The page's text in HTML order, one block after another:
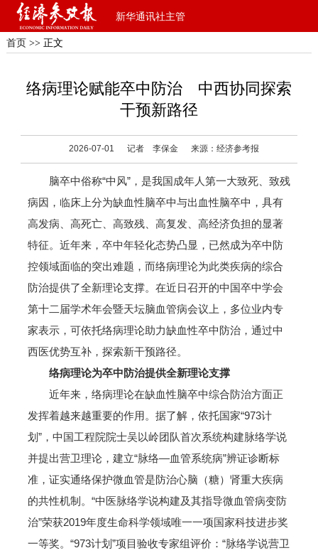
新华通讯社主管
首页 >> 正文
络病理论赋能卒中防治 中西协同探索
干预新路径
2026-07-01 记者 李保金 来源：经济参考报
脑卒中俗称“中风”，是我国成年人第一大致死、致残
病因，临床上分为缺血性脑卒中与出血性脑卒中，具有
高发病、高死亡、高致残、高复发、高经济负担的显著
特征。近年来，卒中年轻化态势凸显，已然成为卒中防
控领域面临的突出难题，而络病理论为此类疾病的综合
防治提供了全新理论支撑。在近日召开的中国卒中学会
第十二届学术年会暨天坛脑血管病会议上，多位业内专
家表示，可依托络病理论助力缺血性卒中防治，通过中
西医优势互补，探索新干预路径。
络病理论为卒中防治提供全新理论支撑
近年来，络病理论在缺血性脑卒中综合防治方面正
发挥着越来越重要的作用。据了解，依托国家“973计
划”，中国工程院院士吴以岭团队首次系统构建脉络学说
并提出营卫理论，建立“脉络—血管系统病”辨证诊断标
准，证实通络保护微血管是防治心脑（糖）肾重大疾病
的共性机制。“中医脉络学说构建及其指导微血管病变防
治”荣获2019年度生命科学领域唯一一项国家科技进步奖
一等奖。“973计划”项目验收专家组评价：“脉络学说营卫